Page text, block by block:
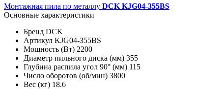
Монтажная пила по металлу DCK KJG04-355BS
Основные характеристики
Бренд DCK
Артикул KJG04-355BS
Мощность (Вт) 2200
Диаметр пильного диска (мм) 355
Глубина распила угол 90° (мм) 115
Число оборотов (об/мин) 3800
Вес (кг) 18.6